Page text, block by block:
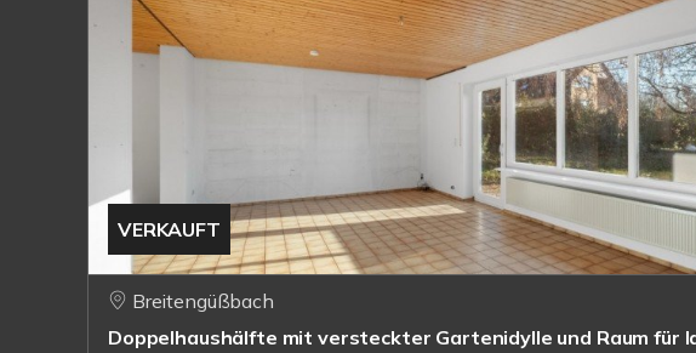
VERKAUFT
Breitengüßbach
Doppelhaushälfte mit versteckter Gartenidylle und Raum für